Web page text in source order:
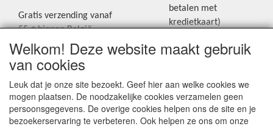
Gratis verzending vanaf
55 € binnen België.
Gratis verzending vanaf
65 € naar Nederland.
Levering andere
landen: geen gratis
verzending, portkosten
worden aangerekend.
betalen met
kredietkaart)
Blijf op de hoogte van de laatste
onze Facebookpagina.
Welkom! Deze website maakt gebruik
van cookies
Leuk dat je onze site bezoekt. Geef hier aan welke cookies we
mogen plaatsen. De noodzakelijke cookies verzamelen geen
persoonsgegevens. De overige cookies helpen ons de site en je
bezoekerservaring te verbeteren. Ook helpen ze ons om onze